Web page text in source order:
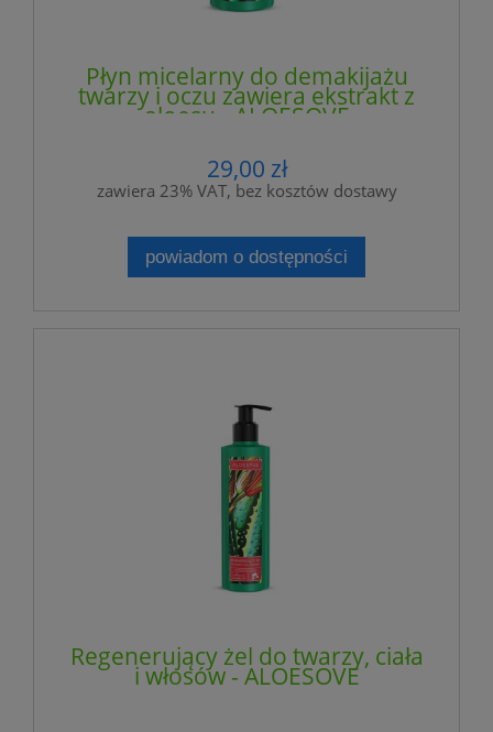
Płyn micelarny do demakijażu
twarzy i oczu zawiera ekstrakt z
aloesu - ALOESOVE
29,00 zł
zawiera 23% VAT, bez kosztów dostawy
powiadom o dostępności
Regenerujący żel do twarzy, ciała
i włosów - ALOESOVE